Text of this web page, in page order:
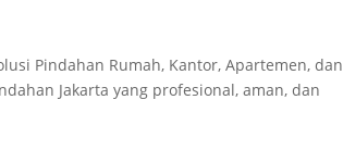
Pindahan Rumah, Kantor, Apartemen, dan
Jakarta yang profesional, aman, dan